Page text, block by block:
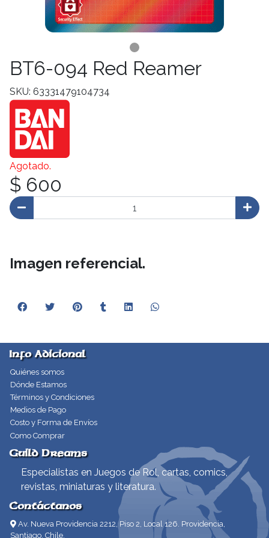
BT6-094 Red Reamer
SKU: 63331479104734
Agotado.
$ 600
Imagen referencial.
Info Adicional
Quiénes somos
Dónde Estamos
Términos y Condiciones
Medios de Pago
Costo y Forma de Envíos
Como Comprar
Guild Dreams
Especialistas en Juegos de Rol, cartas, comics,
revistas, miniaturas y literatura.
Contáctanos
Av. Nueva Providencia 2212, Piso 2, Local 126. Providencia,
Santiago, Chile.